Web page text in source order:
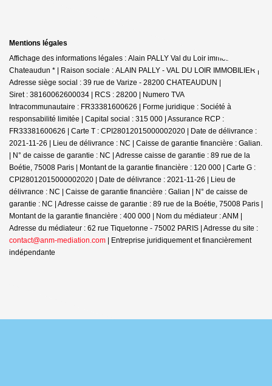
Mentions légales
Affichage des informations légales : Alain PALLY Val du Loir immobilier -
Chateaudun * | Raison sociale : ALAIN PALLY - VAL DU LOIR IMMOBILIER |
Adresse siège social : 39 rue de Varize - 28200 CHATEAUDUN |
Siret : 38160062600034 | RCS : 28200 | Numero TVA
Intracommunautaire : FR33381600626 | Forme juridique : Société à
responsabilité limitée | Capital social : 315 000 | Assurance RCP :
FR33381600626 | Carte T : CPI28012015000002020 | Date de délivrance :
2021-11-26 | Lieu de délivrance : NC | Caisse de garantie financière : Galian.
| N° de caisse de garantie : NC | Adresse caisse de garantie : 89 rue de la
Boétie, 75008 Paris | Montant de la garantie financière : 120 000 | Carte G :
CPI28012015000002020 | Date de délivrance : 2021-11-26 | Lieu de
délivrance : NC | Caisse de garantie financière : Galian | N° de caisse de
garantie : NC | Adresse caisse de garantie : 89 rue de la Boétie, 75008 Paris |
Montant de la garantie financière : 400 000 | Nom du médiateur : ANM |
Adresse du médiateur : 62 rue Tiquetonne - 75002 PARIS | Adresse du site :
contact@anm-mediation.com | Entreprise juridiquement et financièrement
indépendante